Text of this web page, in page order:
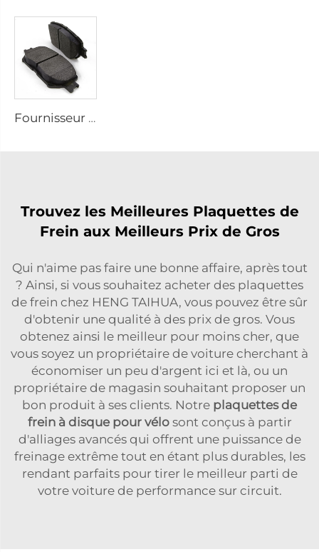
Fournisseur de chaussées et d'écrous de frein de haute qualité 04465-30340 pour Toyota, étriers de frein à disque en vente
Trouvez les Meilleures Plaquettes de
Frein aux Meilleurs Prix de Gros
Qui n'aime pas faire une bonne affaire, après tout
? Ainsi, si vous souhaitez acheter des plaquettes
de frein chez HENG TAIHUA, vous pouvez être sûr
d'obtenir une qualité à des prix de gros. Vous
obtenez ainsi le meilleur pour moins cher, que
vous soyez un propriétaire de voiture cherchant à
économiser un peu d'argent ici et là, ou un
propriétaire de magasin souhaitant proposer un
bon produit à ses clients. Notre plaquettes de
frein à disque pour vélo sont conçus à partir
d'alliages avancés qui offrent une puissance de
freinage extrême tout en étant plus durables, les
rendant parfaits pour tirer le meilleur parti de
votre voiture de performance sur circuit.